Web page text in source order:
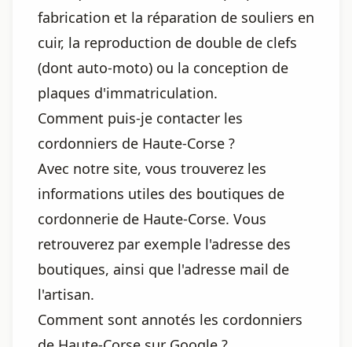
fabrication et la réparation de souliers en
cuir, la reproduction de double de clefs
(dont auto-moto) ou la conception de
plaques d'immatriculation.
Comment puis-je contacter les
cordonniers de Haute-Corse ?
Avec notre site, vous trouverez les
informations utiles des boutiques de
cordonnerie de Haute-Corse. Vous
retrouverez par exemple l'adresse des
boutiques, ainsi que l'adresse mail de
l'artisan.
Comment sont annotés les cordonniers